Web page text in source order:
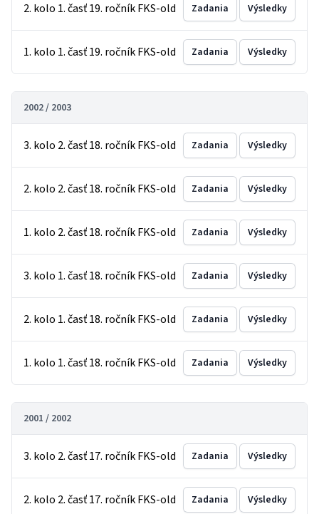
2. kolo 1. časť 19. ročník FKS-old Zadania Výsledky
1. kolo 1. časť 19. ročník FKS-old Zadania Výsledky
2002 / 2003
3. kolo 2. časť 18. ročník FKS-old Zadania Výsledky
2. kolo 2. časť 18. ročník FKS-old Zadania Výsledky
1. kolo 2. časť 18. ročník FKS-old Zadania Výsledky
3. kolo 1. časť 18. ročník FKS-old Zadania Výsledky
2. kolo 1. časť 18. ročník FKS-old Zadania Výsledky
1. kolo 1. časť 18. ročník FKS-old Zadania Výsledky
2001 / 2002
3. kolo 2. časť 17. ročník FKS-old Zadania Výsledky
2. kolo 2. časť 17. ročník FKS-old Zadania Výsledky